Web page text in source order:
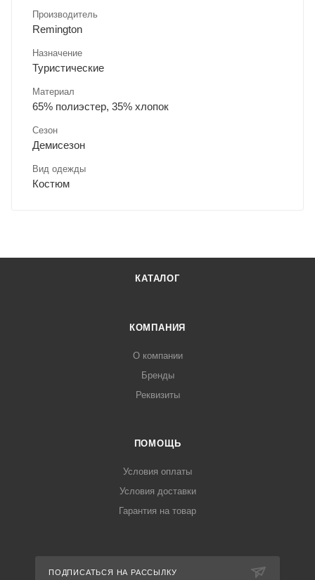
Производитель
Remington
Назначение
Туристические
Материал
65% полиэстер, 35% хлопок
Сезон
Демисезон
Вид одежды
Костюм
КАТАЛОГ
КОМПАНИЯ
О компании
Бренды
Реквизиты
ПОМОЩЬ
Условия оплаты
Условия доставки
Гарантия на товар
ПОДПИСАТЬСЯ НА РАССЫЛКУ